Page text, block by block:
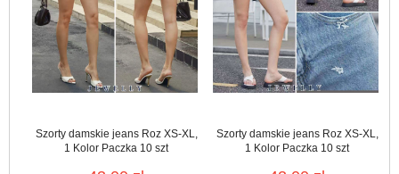
Szorty damskie jeans Roz XS-XL,
1 Kolor Paczka 10 szt
Szorty damskie jeans Roz XS-XL,
1 Kolor Paczka 10 szt